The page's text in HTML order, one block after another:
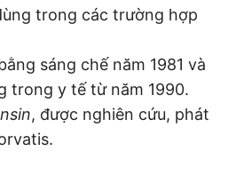
trong các trường hợp
sáng chế năm 1981 và
trong y tế từ năm 1990.
, được nghiên cứu, phát